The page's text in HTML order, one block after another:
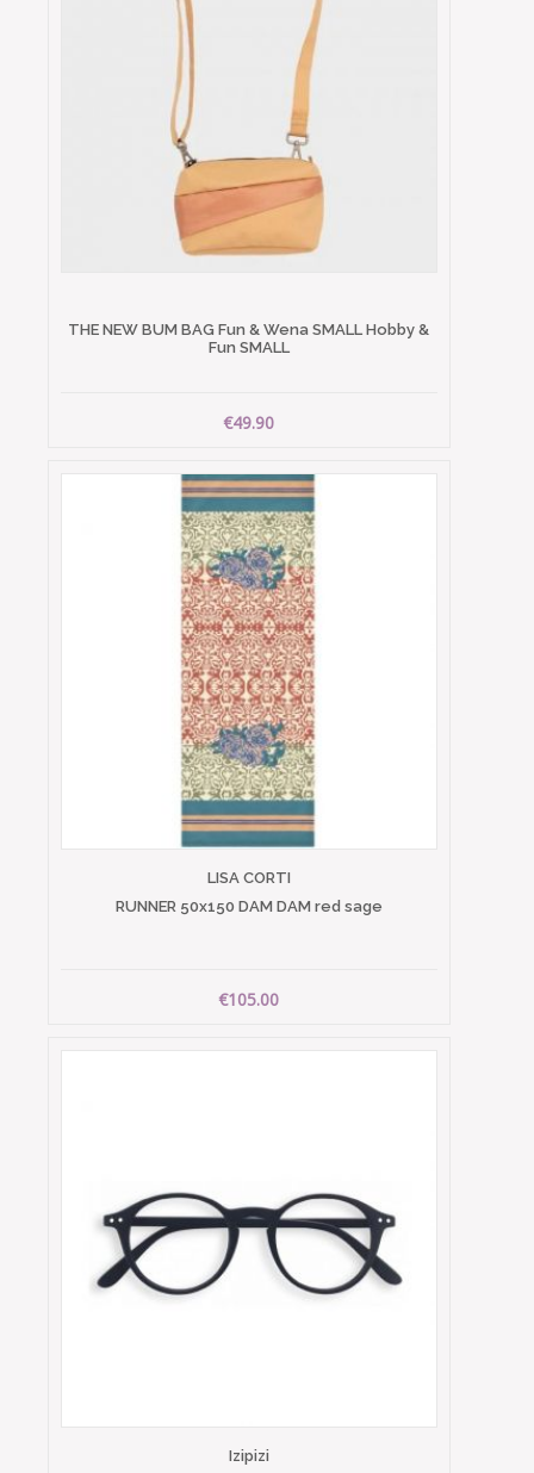
THE NEW BUM BAG Fun & Wena SMALL Hobby &
Fun SMALL
€49.90
LISA CORTI
RUNNER 50x150 DAM DAM red sage
€105.00
Izipizi